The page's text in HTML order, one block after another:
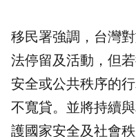
移民署強調，台灣
法停留及活動，但
安全或公共秩序的
不寬貸。並將持續
護國家安全及社會秩